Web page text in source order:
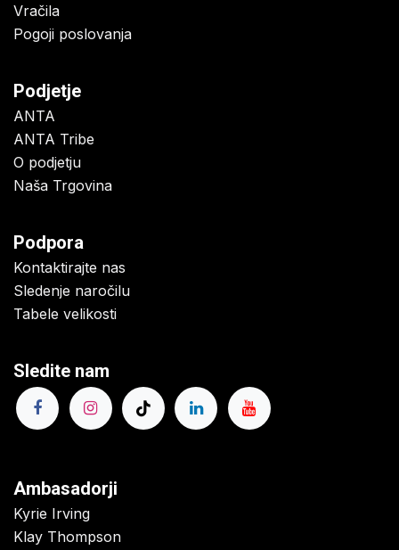
Vračila
Pogoji poslovanja
Podjetje
ANTA
ANTA Tribe
O podjetju
Naša Trgovina
Podpora
Kontaktirajte nas
Sledenje naročilu
Tabele velikosti
Sledite nam
Ambasadorji
Kyrie Irving
Klay Thompson